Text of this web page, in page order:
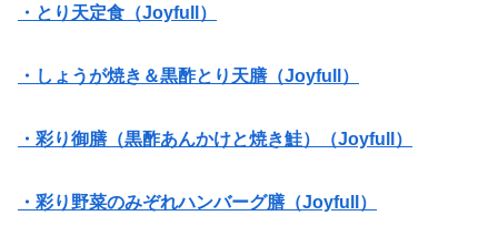
・とり天定食（Joyfull）
・しょうが焼き＆黒酢とり天膳（Joyfull）
・彩り御膳（黒酢あんかけと焼き鮭）（Joyfull）
・彩り野菜のみぞれハンバーグ膳（Joyfull）